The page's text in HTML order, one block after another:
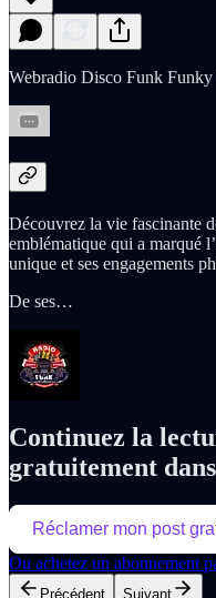
Webradio Disco Funk Funky
Découvrez la vie fascinante
emblématique qui a marqué
unique et ses engagements
De ses…
Continuez la
gratuitement
Réclamer mon post
Ou achetez un abonnement
Précédent Suivant